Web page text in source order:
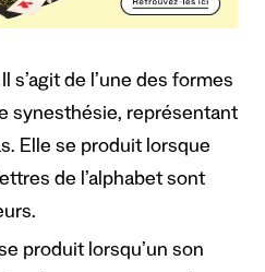
s’agit de l’une des formes
synesthésie, représentant
Elle se produit lorsque
de l’alphabet sont
produit lorsqu’un son